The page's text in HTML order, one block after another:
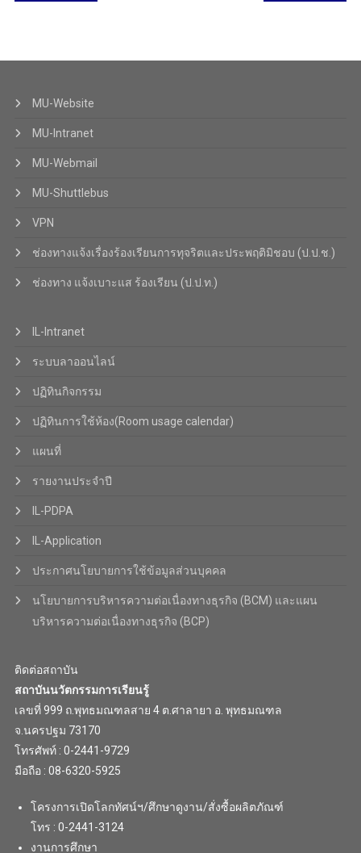
MU-Website
MU-Intranet
MU-Webmail
MU-Shuttlebus
VPN
ช่องทางแจ้งเรื่องร้องเรียนการทุจริตและประพฤติมิชอบ (ป.ป.ช.)
ช่องทาง แจ้งเบาะแส ร้องเรียน (ป.ป.ท.)
IL-Intranet
ระบบลาออนไลน์
ปฏิทินกิจกรรม
ปฏิทินการใช้ห้อง(Room usage calendar)
แผนที่
รายงานประจำปี
IL-PDPA
IL-Application
ประกาศนโยบายการใช้ข้อมูลส่วนบุคคล
นโยบายการบริหารความต่อเนื่องทางธุรกิจ (BCM) และแผน
บริหารความต่อเนื่องทางธุรกิจ (BCP)
ติดต่อสถาบัน
สถาบันนวัตกรรมการเรียนรู้
เลขที่ 999 ถ.พุทธมณฑลสาย 4 ต.ศาลายา อ. พุทธมณฑล
จ.นครปฐม 73170
โทรศัพท์ : 0-2441-9729
มือถือ : 08-6320-5925
โครงการเปิดโลกทัศน์ฯ/ศึกษาดูงาน/สั่งซื้อผลิตภัณฑ์
โทร : 0-2441-3124
งานการศึกษา